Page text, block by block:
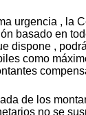
urgencia , la
basado en
dispone ,
como
de los
no se